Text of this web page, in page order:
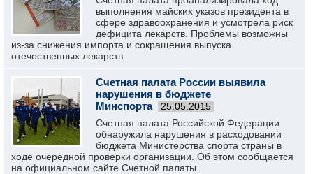
выполнения майских указов президента в
сфере здравоохранения и усмотрела риск
дефицита лекарств. Проблемы возможны
из-за снижения импорта и сокращения выпуска
отечественных лекарств.
Счетная палата России выявила
нарушения в бюджете
Минспорта
25.05.2015
Счетная палата Российской Федерации
обнаружила нарушения в расходовании
бюджета Министерства спорта страны в
ходе очередной проверки организации. Об этом сообщается
на официальном сайте Счетной палаты.